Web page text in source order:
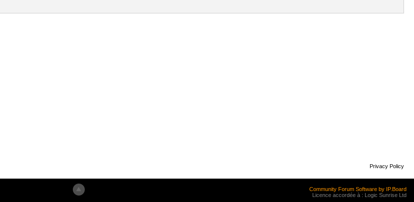
Privacy Policy
Community Forum Software by IP.Board
Licence accordée à : Logic Sunrise Ltd